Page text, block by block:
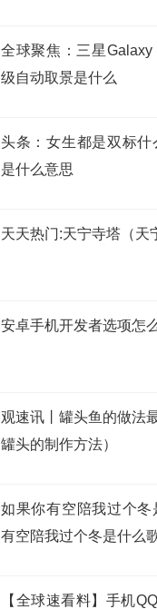
全球聚焦：三星Galaxy
级自动取景是什么
头条：女生都是双标
是什么意思
天天热门:天宁寺塔（天
安卓手机开发者选项怎
观速讯丨罐头鱼的做法
罐头的制作方法）
如果你有空陪我过个
有空陪我过个冬是什么
【全球速看料】手机